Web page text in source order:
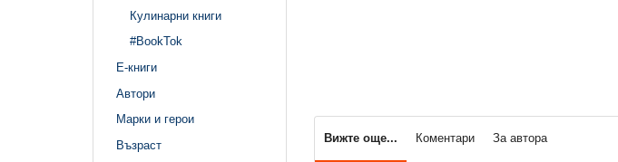
Кулинарни книги
#BookTok
Е-книги
Автори
Марки и герои
Възраст
Вижте още... Коментари За автора